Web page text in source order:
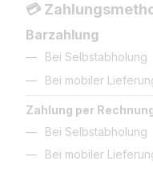
💳
Barzahlung
Bei Selbstabholung
Bei mobiler
Zahlung per
Bei Selbstabholung
Bei mobiler